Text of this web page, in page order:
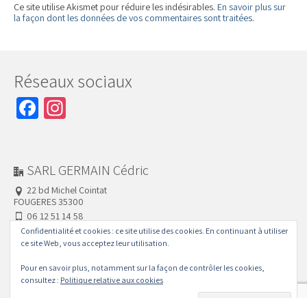
Ce site utilise Akismet pour réduire les indésirables. En savoir plus sur
la façon dont les données de vos commentaires sont traitées.
Réseaux sociaux
Facebook
SARL GERMAIN Cédric
22 bd Michel Cointat
FOUGERES 35300
06 12 51 14 58
02 99 94 44 20
Mentions Légales Protection des données
Plan de site
Confidentialité et cookies : ce site utilise des cookies. En continuant à utiliser
ce site Web, vous acceptez leur utilisation.
Pour en savoir plus, notamment sur la façon de contrôler les cookies,
consultez : Politique relative aux cookies